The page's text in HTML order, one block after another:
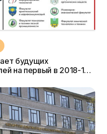
будущих
на первый в 2018-19